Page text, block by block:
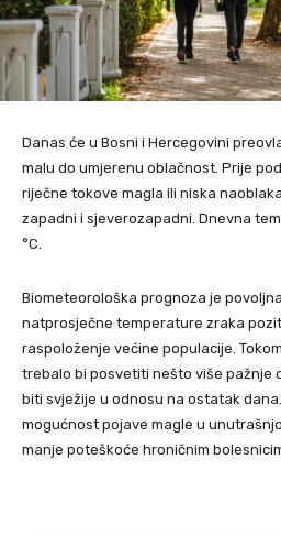
Danas će u Bosni i Hercegovini
malu do umjerenu oblačnost. Prije
riječne tokove magla ili niska
zapadni i sjeverozapadni. Dnevna
°C.
Biometeorološka prognoza je
natprosječne temperature zraka
raspoloženje većine populacije.
trebalo bi posvetiti nešto više pažnje
biti svježije u odnosu na ostatak
mogućnost pojave magle u
manje poteškoće hroničnim